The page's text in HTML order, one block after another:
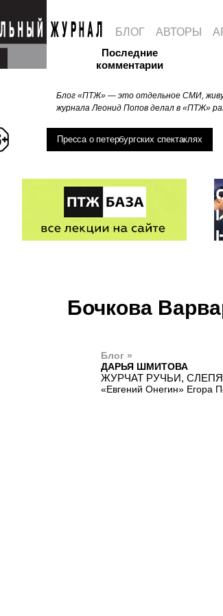
Последние
комментарии
Блог «ПТЖ» — это отдельное СМИ,
журнала Леонид Попов делал в «ПТЖ»
Пресса о петербургских спектаклях
БЛОГ АВТОРЫ
Бочкова
Блог »
ДАРЬЯ ШМИТОВА
ЖУРЧАТ РУЧЬИ,
«Евгений Онегин» Егора